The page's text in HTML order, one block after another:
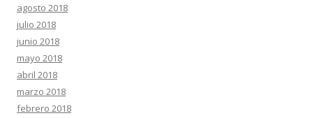
agosto 2018
julio 2018
junio 2018
mayo 2018
abril 2018
marzo 2018
febrero 2018